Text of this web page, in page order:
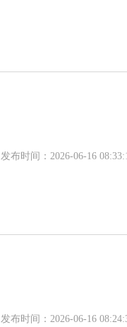
发布时间：2026-06-16
发布时间：2026-06-16